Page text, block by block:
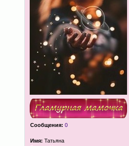
Сообщения: 0
Имя: Татьяна